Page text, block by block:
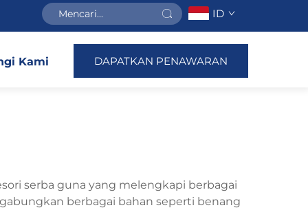
ID
Kami DAPATKAN PENAWARAN
serba guna yang melengkapi berbagai
berbagai bahan seperti benang